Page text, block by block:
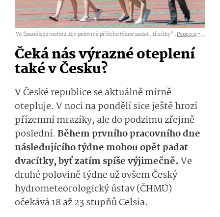
Ve Španělsku mohou už v polovině příštího týdne padat „třicítky" ,Popescu –...
Čeká nás výrazné oteplení
také v Česku?
V České republice se aktuálně mírně
otepluje. V noci na pondělí sice ještě hrozí
přízemní mrazíky, ale do podzimu zřejmě
poslední. Během prvního pracovního dne
následujícího týdne mohou opět padat
dvacítky, byť zatím spíše výjimečně. Ve
druhé polovině týdne už ovšem Český
hydrometeorologický ústav (ČHMÚ)
očekává 18 až 23 stupňů Celsia.